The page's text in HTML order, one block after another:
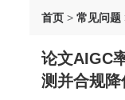
首页 > 常见问题
论文AIGC
测并合规